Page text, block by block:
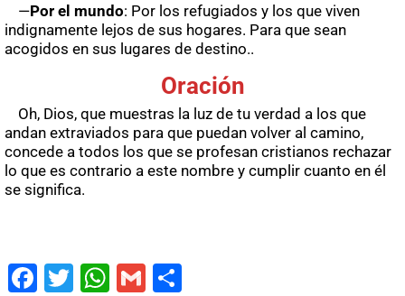
—Por el mundo: Por los refugiados y los que viven
indignamente lejos de sus hogares. Para que sean
acogidos en sus lugares de destino..
Oración
Oh, Dios, que muestras la luz de tu verdad a los que
andan extraviados para que puedan volver al camino,
concede a todos los que se profesan cristianos rechazar
lo que es contrario a este nombre y cumplir cuanto en él
se significa.
Fac
Twit
Wha
Gm